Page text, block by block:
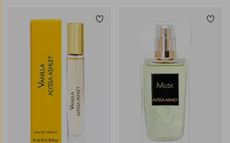
Tilføj til favoritter